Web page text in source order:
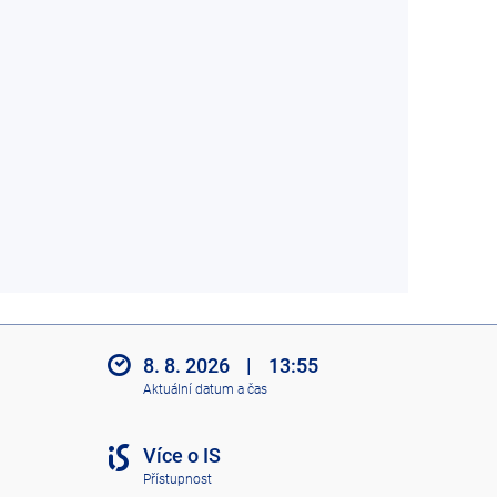
8. 8. 2026 | 13:55
Aktuální datum a čas
Více o IS
Přístupnost